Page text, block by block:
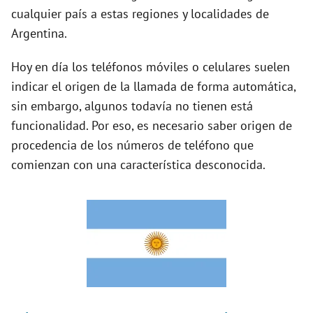
d
e
o
cualquier país a estas regiones y localidades de
Argentina.
Hoy en día los teléfonos móviles o celulares suelen
indicar el origen de la llamada de forma automática,
sin embargo, algunos todavía no tienen está
funcionalidad. Por eso, es necesario saber origen de
procedencia de los números de teléfono que
comienzan con una característica desconocida.